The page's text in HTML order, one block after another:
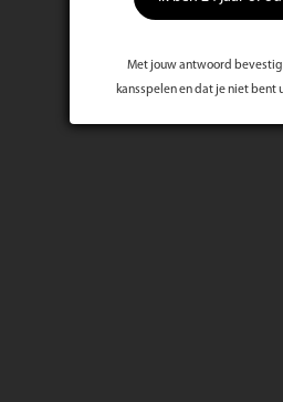
Met jouw antwoord bevestig
kansspelen en dat je niet bent